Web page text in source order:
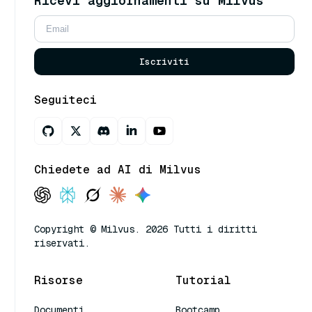
Iscriviti
Seguiteci
Chiedete ad AI di Milvus
Copyright © Milvus. 2026 Tutti i diritti
riservati.
Risorse Tutorial